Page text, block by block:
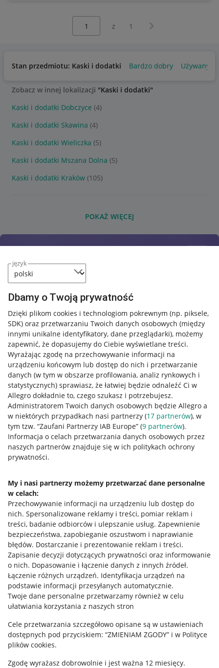
język
Dbamy o Twoją prywatność
Dzięki plikom cookies i technologiom pokrewnym (np. piksele,
SDK) oraz przetwarzaniu Twoich danych osobowych (między
innymi unikalne identyfikatory, dane przeglądarki), możemy
zapewnić, że dopasujemy do Ciebie wyświetlane treści.
Wyrażając zgodę na przechowywanie informacji na
urządzeniu końcowym lub dostęp do nich i przetwarzanie
danych (w tym w obszarze profilowania, analiz rynkowych i
statystycznych) sprawiasz, że łatwiej będzie odnaleźć Ci w
Allegro dokładnie to, czego szukasz i potrzebujesz.
Administratorem Twoich danych osobowych będzie Allegro a
w niektórych przypadkach nasi partnerzy (17 partnerów), w
tym tzw. “Zaufani Partnerzy IAB Europe” (9 partnerów).
Informacja o celach przetwarzania danych osobowych przez
naszych partnerów znajduje się w ich politykach ochrony
prywatności.
My i nasi partnerzy możemy przetwarzać dane personalne
w celach:
Przechowywanie informacji na urządzeniu lub dostęp do
nich. Spersonalizowane reklamy i treści, pomiar reklam i
treści, badanie odbiorców i ulepszanie usług. Zapewnienie
bezpieczeństwa, zapobieganie oszustwom i naprawianie
błędów. Dostarczanie i prezentowanie reklam i treści.
Zapisanie decyzji dotyczących prywatności oraz informowanie
o nich. Dopasowanie i łączenie danych z innych źródeł.
Łączenie różnych urządzeń. Identyfikacja urządzeń na
podstawie informacji przesyłanych automatycznie.
Twoje dane personalne przetwarzamy również w celu
ułatwiania korzystania z naszych stron
Cele przetwarzania szczegółowo opisane są w ustawieniach
dostępnych pod przyciskiem: “ZMIENIAM ZGODY” i w Polityce
plików cookies.
Zgodę wyrażasz dobrowolnie i jest ważna 12 miesięcy.
z 1 Następna strona
Stan przedmiotu: Kaski i dodatki Bardzo dobry Używany
Zobacz w innej lokalizacji "Kaski i dodatki"
Kaski i dodatki Dobczyce (4)
Kaski i dodatki Skawina (4)
Kaski i dodatki Wieliczka (5)
Kaski i dodatki Mszana Dolna (5)
Kaski i dodatki Kraków (105)
POKAŻ WIĘCEJ
Przydatne informacje
Jak to działa
Allegro Gadane dla sprzedających
Allegro Gadane dla kupujących
Mapa miejscowości
Informacje prawne
Regulamin
Polityka plików "cookies"
Ustawienia plików "cookies"
Udostępnianie lokalizacji
Informacje dla Aktu o Usługach Cyfrowych
Pobierz aplikację